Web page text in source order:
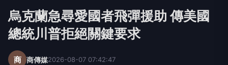
烏克蘭急尋愛國者飛彈援助 傳美國
總統川普拒絕關鍵要求
商 商傳媒2026-08-07 07:42:47